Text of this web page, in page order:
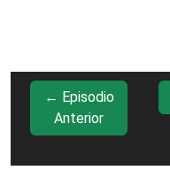
← Episodio
Anterior